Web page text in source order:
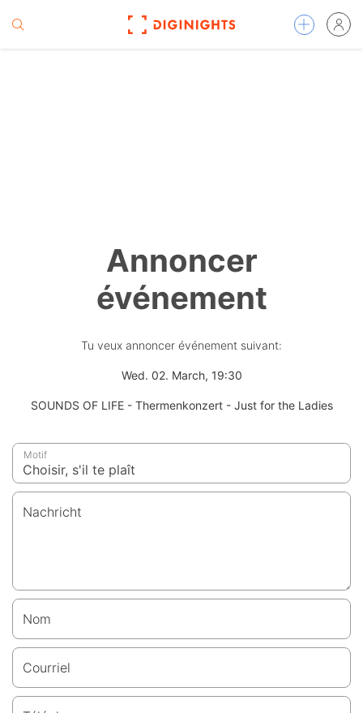
Annoncer
événement
Tu veux annoncer événement suivant:
Wed. 02. March, 19:30
SOUNDS OF LIFE - Thermenkonzert - Just for the Ladies
Motif
Nachricht
Nom
Courriel